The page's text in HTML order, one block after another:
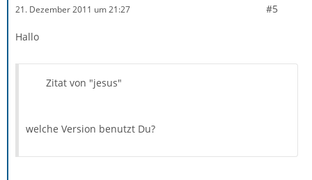
21. Dezember 2011 um 21:27 #5
Hallo
Zitat von "jesus"
welche Version benutzt Du?